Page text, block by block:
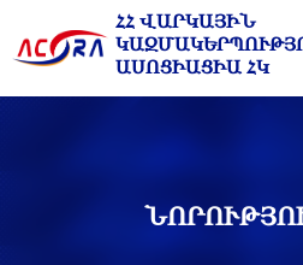
ՀՀ ՎԱՐԿԱՅԻՆ
ԱՍՈՑԻԱՑԻԱ ՀԿ